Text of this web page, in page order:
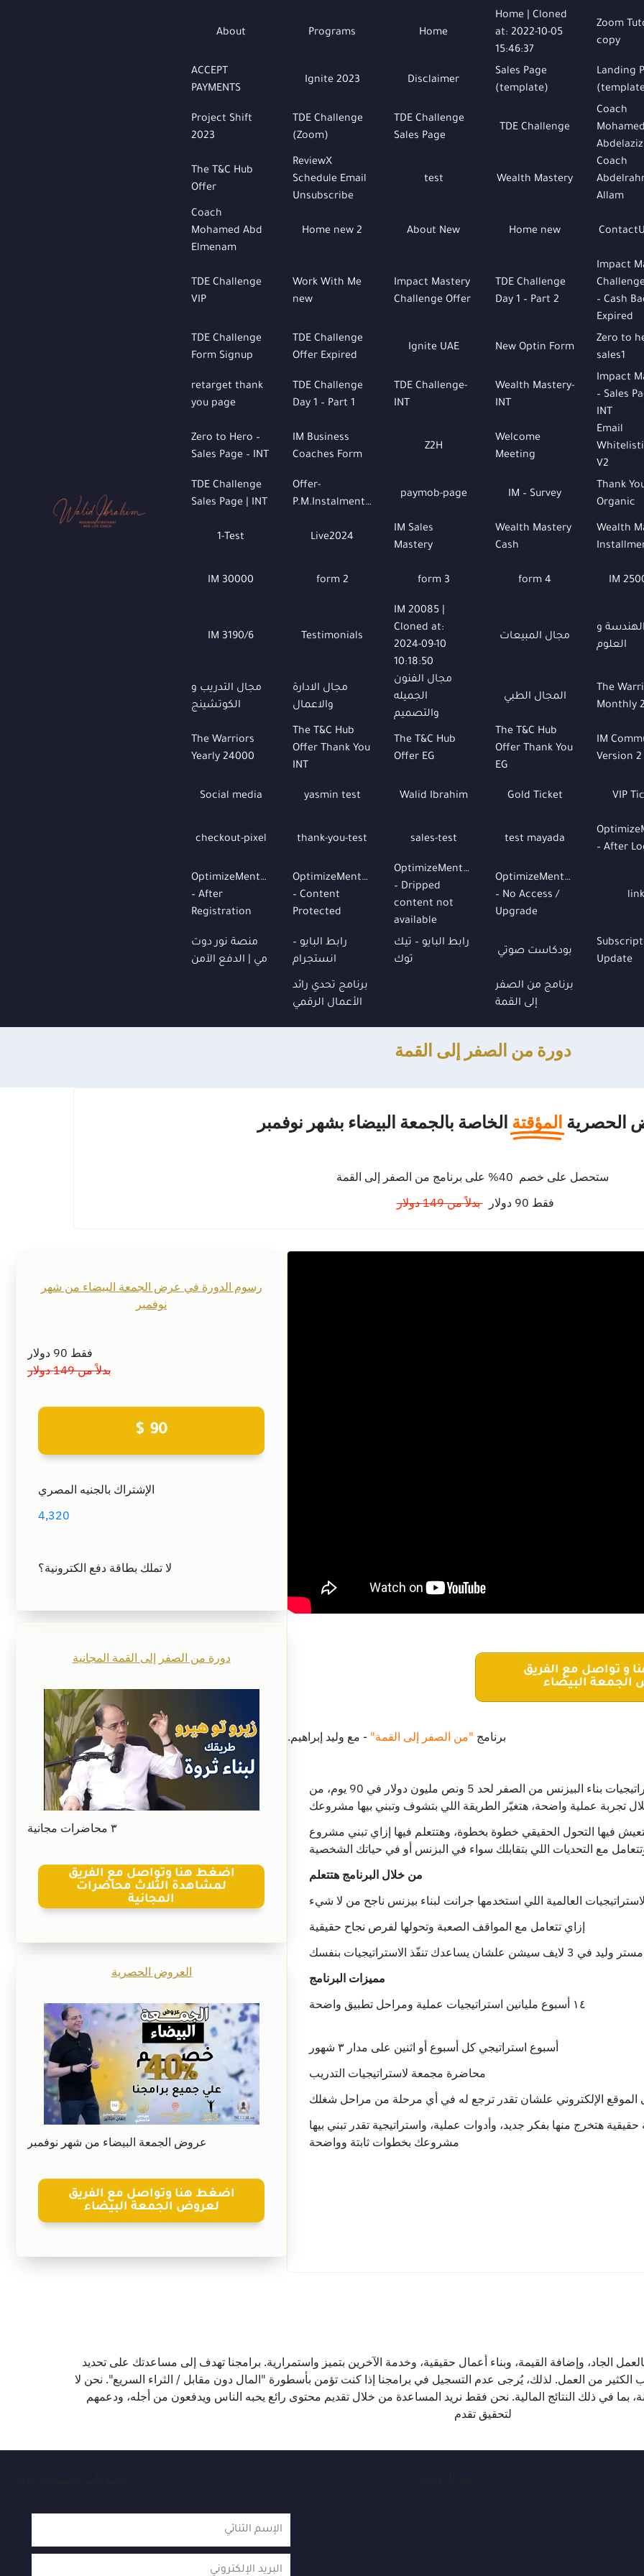
About Programs Home
Home | Cloned
at: 2022-10-05
15:46:37
Zoom
copy
ACCEPT
PAYMENTS
Ignite 2023 Disclaimer
Sales Page
(template)
Landing
Project Shift
2023
TDE Challenge
(Zoom)
TDE Challenge
Sales Page
TDE Challenge
Coach
Mohamed
Abdelaziz
The T&C Hub
Offer
ReviewX
Schedule Email
Unsubscribe
test Wealth Mastery
Coach
Allam
Coach
Mohamed Abd
Elmenam
Home new 2 About New Home new
TDE Challenge
VIP
Work With Me
new
Impact Mastery
Challenge Offer
TDE Challenge
Day 1 – Part 2
Impact
– Cash
Expired
TDE Challenge
Form Signup
TDE Challenge
Offer Expired
Ignite UAE New Optin Form
Zero to
sales1
retarget thank
you page
TDE Challenge
Day 1 – Part 1
TDE Challenge-
INT
Wealth Mastery-
INT
Impact
– Sales
INT
Zero to Hero –
Sales Page – INT
IM Business
Coaches Form
Z2H
Welcome
Meeting
Email
V2
TDE Challenge
Sales Page | INT
Offer-
P.M.Instalment.Plugin
paymob-page IM – Survey
Thank
Organic
1-Test Live2024
IM Sales
Mastery
Wealth Mastery
Cash
Wealth
IM 30000 form 2 form 3 form 4 IM
IM 3190/6 Testimonials
IM 20085 |
Cloned at:
2024-09-10
10:18:50
مجال المبيعات
و
العلوم
مجال التدريب و
الكوتشينج
مجال الادارة
والاعمال
مجال الفنون
الجميله
والتصميم
المجال الطبي
The
Monthly
The Warriors
Yearly 24000
The T&C Hub
Offer Thank You
INT
The T&C Hub
Offer EG
The T&C Hub
Offer Thank You
EG
IM
Version 2
Social media yasmin test Walid Ibrahim Gold Ticket VIP
checkout-pixel thank-you-test sales-test test mayada
– After
OptimizeMentor
– After
Registration
OptimizeMentor
– Content
Protected
OptimizeMentor
– Dripped
content not
available
OptimizeMentor
– No Access /
Upgrade
link
منصة نور دوت
مي | الدفع الآمن
رابط البايو –
انستجرام
رابط البايو – تيك
توك
بودكاست صوتي
Update
برنامج تحدي رائد
الأعمال الرقمي
برنامج من الصفر
إلى القمة
دورة من الصفر إلى القمة
الحصرية المؤقتة الخاصة بالجمعة البيضاء بشهر نوفمبر
ستحصل على خصم 40% على برنامج من الصفر إلى القمة
فقط 90 دولار
بدلاً من 149 دولار
رسوم الدورة في عرض الجمعة البيضاء من شهر
نوفمبر
فقط 90 دولار
بدلاً من 149 دولار
$ 90
الإشتراك بالجنيه المصري
4,320
لا تملك بطاقة دفع الكترونية؟
دورة من الصفر إلى القمة المجانية
٣ محاضرات مجانية
اضغط هنا وتواصل مع الفريق
لمشاهدة الثلاث محاضرات
المجانية
العروض الحصرية
عروض الجمعة البيضاء من شهر نوفمبر
اضغط هنا وتواصل مع الفريق
لعروض الجمعة البيضاء
الجمعة البيضاء
.برنامج "من الصفر إلى القمة" - مع وليد إبراهيم
هتكتشف فيها استراتيجيات بناء البيزنس من الصفر لحد 5 ونص مليون دولار في 90 يوم، من
تجربة عملية واضحة، هتغيّر الطريقة اللي بتشوف وتبني بيها مشروعك
فيها التحول الحقيقي خطوة بخطوة، وهتتعلم فيها إزاي تبني مشروع
مع التحديات اللي بتقابلك سواء في البزنس أو في حياتك الشخصية
من خلال البرنامج هتتعلم
العالمية اللي استخدمها جرانت لبناء بيزنس ناجح من لا شيء
إزاي تتعامل مع المواقف الصعبة وتحولها لفرص نجاح حقيقية
تنفّذ الاستراتيجيات بنفسك
مميزات البرنامج
١٤ أسبوع مليانين استراتيجيات عملية ومراحل تطبيق واضحة
أسبوع استراتيجي كل أسبوع أو اثنين على مدار ٣شهور
محاضرة مجمعة لاستراتيجيات التدريب
الموقع الإلكتروني علشان تقدر ترجع له في أي مرحلة من مراحل شغلك
هتخرج منها بفكر جديد، وأدوات عملية، واستراتيجية تقدر تبني بيها
مشروعك بخطوات ثابتة وواضحة
الجاد، وإضافة القيمة، وبناء أعمال حقيقية، وخدمة الآخرين بتميز واستمرارية. برامجنا تهدف إلى مساعدتك على تحديد
الكثير من العمل. لذلك، يُرجى عدم التسجيل في برامجنا إذا كنت تؤمن بأسطورة "المال دون مقابل / الثراء السريع". نحن لا
بما في ذلك النتائج المالية. نحن فقط نريد المساعدة من خلال تقديم محتوى رائع يحبه الناس ويدفعون من أجله، ودعمهم
لتحقيق تقدم